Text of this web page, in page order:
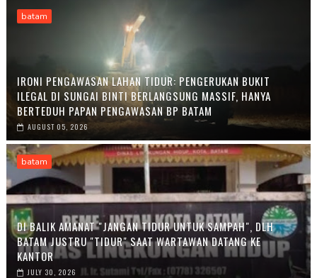
batam
IRONI PENGAWASAN LAHAN TIDUR: PENGERUKAN BUKIT
ILEGAL DI SUNGAI BINTI BERLANGSUNG MASSIF, HANYA
BERTEDUH PAPAN PENGAWASAN BP BATAM
AUGUST 05, 2026
batam
DI BALIK AMANAT "JANGAN TIDUR UNTUK SAMPAH", DLH
BATAM JUSTRU "TIDUR" SAAT WARTAWAN DATANG KE
KANTOR
JULY 30, 2026